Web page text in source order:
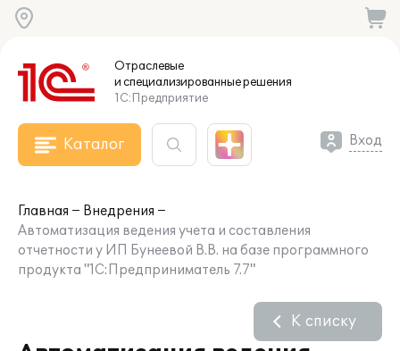
Отраслевые
и специализированныерешения
1С:Предприятие
Каталог Вход
Главная
Внедрения
Автоматизация ведения учета и составления
отчетности у ИП Бунеевой В.В. на базе программного
продукта "1С:Предприниматель 7.7"
К списку